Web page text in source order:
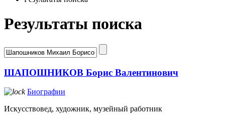
Результаты поиска
ШАПОШНИКОВ Борис Валентинович
Биографии
Искусствовед, художник, музейный работник